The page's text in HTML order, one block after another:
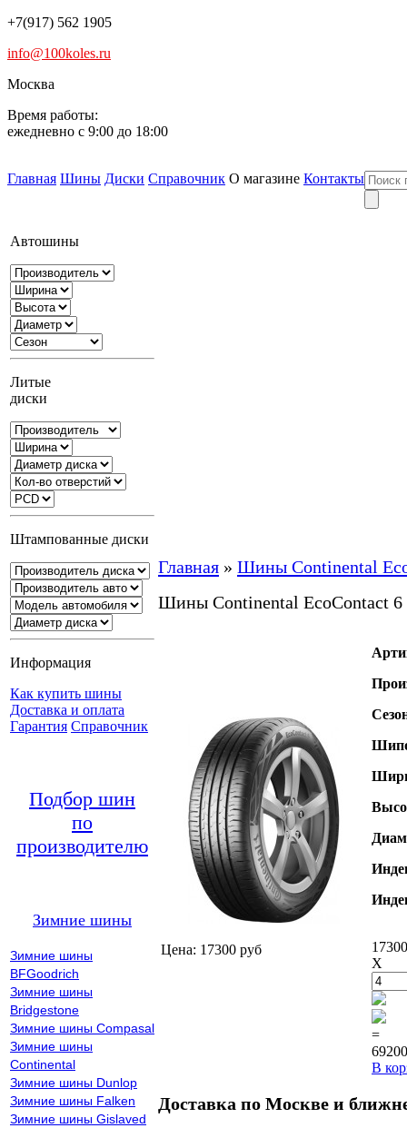
+7(917) 562 1905
info@100koles.ru
Москва
Время работы:
ежедневно с 9:00 до 18:00
Главная Шины Диски Справочник О магазине Контакты
Автошины
Литые
диски
Штампованные диски
Информация
Как купить шины
Доставка и оплата
Гарантия Справочник
Подбор шин
по
производителю
Зимние шины
Зимние шины
BFGoodrich
Зимние шины
Bridgestone
Зимние шины Compasal
Зимние шины
Continental
Зимние шины Dunlop
Зимние шины Falken
Зимние шины Gislaved
Главная » Шины Continental
Шины Continental EcoContact
Цена: 17300 руб
X
=
В
Доставка по Москве и